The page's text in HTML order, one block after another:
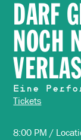
DARF
NOCH
Eine
Tickets
8:00 PM /